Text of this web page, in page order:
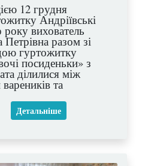
12 грудня
Андріївські
вихователь
разом зі
гуртожитку
посиденьки» з
ділилися між
та
українських
у своє майбутнє,
та
Детальніше